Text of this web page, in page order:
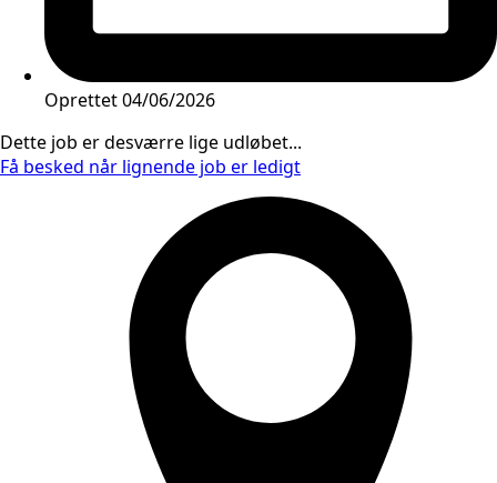
Oprettet04/06/2026
Dette job er desværre lige udløbet...
Få besked når lignende job er ledigt